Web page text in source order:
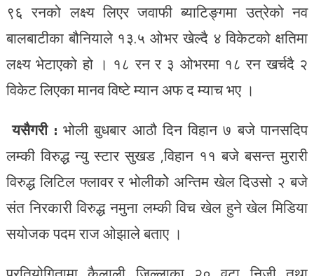
९६ रनको लक्ष्य लिएर जवाफी ब्याटिङ्गमा उत्रेको नव
बालबाटीका बौनियाले १३.५ ओभर खेल्दै ४ विकेटको क्षतिमा
लक्ष्य भेटाएको हो । १८ रन र ३ ओभरमा १८ रन खर्चदै २
विकेट लिएका मानव विष्टे म्यान अफ द म्याच भए ।
यसैगरी : भोली बुधबार आठौ दिन विहान ७ बजे पानसदिप
लम्की विरुद्ध न्यु स्टार सुखड ,विहान ११ बजे बसन्त मुरारी
विरुद्ध लिटिल फ्लावर र भोलीकोे अन्तिम खेल दिउसो २ बजे
संत निरकारी विरुद्ध नमुना लम्की विच खेल हुने खेल मिडिया
सयोजक पदम राज ओझाले बताए ।